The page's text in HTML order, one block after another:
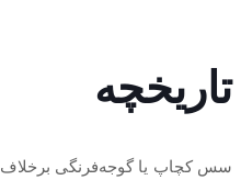
تاریخچه
سس کچاپ یا گوجه‌فرنگی برخلاف